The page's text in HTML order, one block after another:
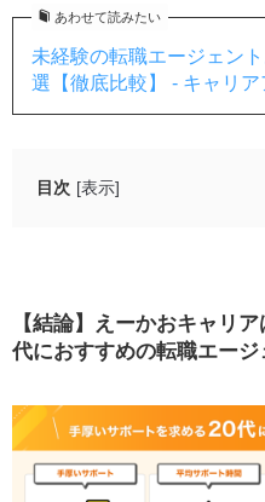
あわせて読みたい
未経験の転職エージェン
選【徹底比較】 - キャリ
目次 [表示]
ブの併用がおすすめ！
えーかおキャリアの良い口
良い口コミ・評判①：
未経験OK。経験が浅
【結論】えーかおキャリ
代におすすめの転職エージ